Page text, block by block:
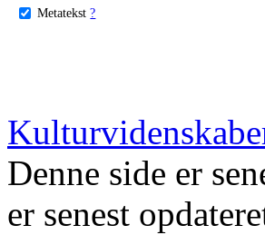
Metatekst ?
Denne side er
er senest